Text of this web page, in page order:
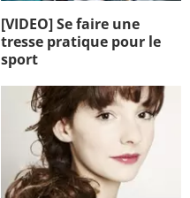
[VIDEO] Se faire une
tresse pratique pour le
sport